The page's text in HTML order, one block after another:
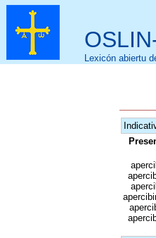
Lexicón abiertu